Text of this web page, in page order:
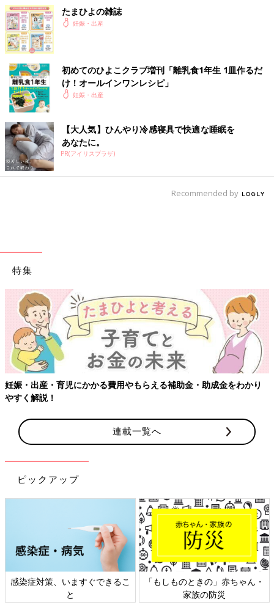
たまひよの雑誌
妊娠・出産
初めてのひよこクラブ増刊「離乳食1年生 1皿作るだ
け！オールインワン​レシピ」
妊娠・出産
【大人気】ひんやり冷感寝具で快適な睡眠を
あなたに。
PR(アイリスプラザ)
Recommended by
特集
かかる費用やもらえる補助金・助成金をわかり
【ワクチン接種
連載一覧へ
ピックアップ
、いますぐできるこ
「もしものときの」赤ちゃん・
日本外来